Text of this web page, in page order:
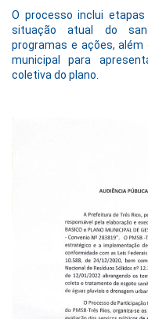
O processo inclui
situação atual do
programas e ações,
municipal para
coletiva do plano.